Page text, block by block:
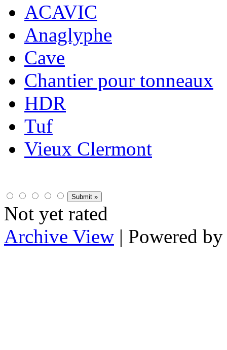
ACAVIC
Anaglyphe
Cave
Chantier pour tonneaux
HDR
Tuf
Vieux Clermont
Not yet rated
Archive View | Powered